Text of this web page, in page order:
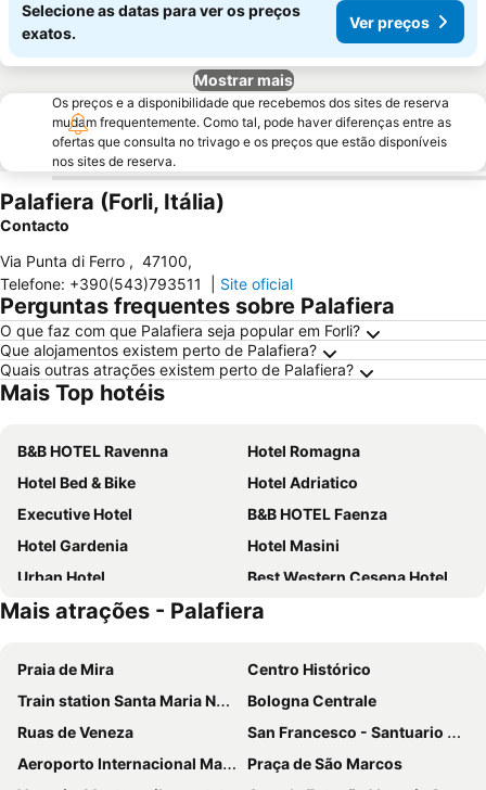
Selecione as datas para ver os preços
exatos.
Ver preços
Mostrar mais
Os preços e a disponibilidade que recebemos dos sites de reserva
mudam frequentemente. Como tal, pode haver diferenças entre as
ofertas que consulta no trivago e os preços que estão disponíveis
nos sites de reserva.
Palafiera (Forli, Itália)
Contacto
Via Punta di Ferro , 47100,
Telefone: +390(543)793511 Site oficial
Perguntas frequentes sobre Palafiera
O que faz com que Palafiera seja popular em Forli?
Que alojamentos existem perto de Palafiera?
Quais outras atrações existem perto de Palafiera?
Mais Top hotéis
B&B HOTEL Ravenna
Hotel Romagna
Hotel Bed & Bike
Hotel Adriatico
Executive Hotel
B&B HOTEL Faenza
Hotel Gardenia
Hotel Masini
Urban Hotel
Best Western Cesena Hotel
Hotel Classensis
Hotel Antares
Piolanti
Hotel Alexander
Hotel Savio
Mais atrações - Palafiera
Praia de Mira
Centro Histórico
Train station Santa Maria Novella
Bologna Centrale
Ruas de Veneza
San Francesco - Santuario della Madonna di Fatima
Aeroporto Internacional Marco Polo
Praça de São Marcos